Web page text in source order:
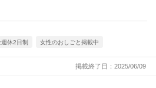
休2日制 女性のおしごと掲載中
掲載終了日：2025/06/09